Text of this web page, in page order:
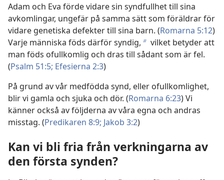
Adam och Eva förde vidare sin syndfullhet till sina
avkomlingar, ungefär på samma sätt som föräldrar för
vidare genetiska defekter till sina barn. (Romarna 5:12)
Varje människa föds därför syndig, b vilket betyder att
man föds ofullkomlig och dras till sådant som är fel.
(Psalm 51:5; Efesierna 2:3)
På grund av vår medfödda synd, eller ofullkomlighet,
blir vi gamla och sjuka och dör. (Romarna 6:23) Vi
känner också av följderna av våra egna och andras
misstag. (Predikaren 8:9; Jakob 3:2)
Kan vi bli fria från verkningarna av
den första synden?